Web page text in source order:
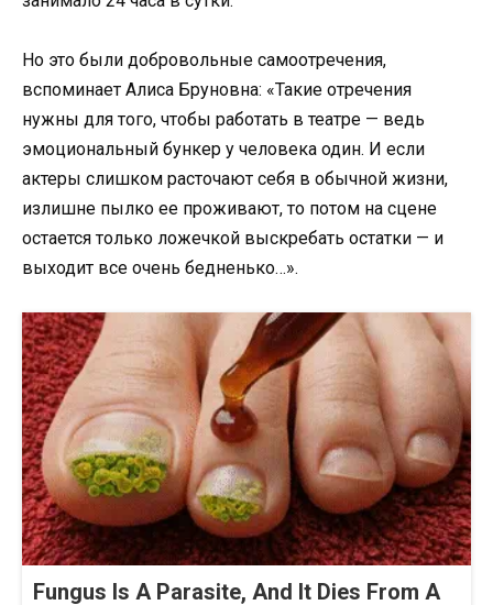
Но это были добровольные самоотречения,
вспоминает Алиса Бруновна: «Такие отречения
нужны для того, чтобы работать в театре — ведь
эмоциональный бункер у человека один. И если
актеры слишком расточают себя в обычной жизни,
излишне пылко ее проживают, то потом на сцене
остается только ложечкой выскребать остатки — и
выходит все очень бедненько…».
Fungus Is A Parasite, And It Dies From A